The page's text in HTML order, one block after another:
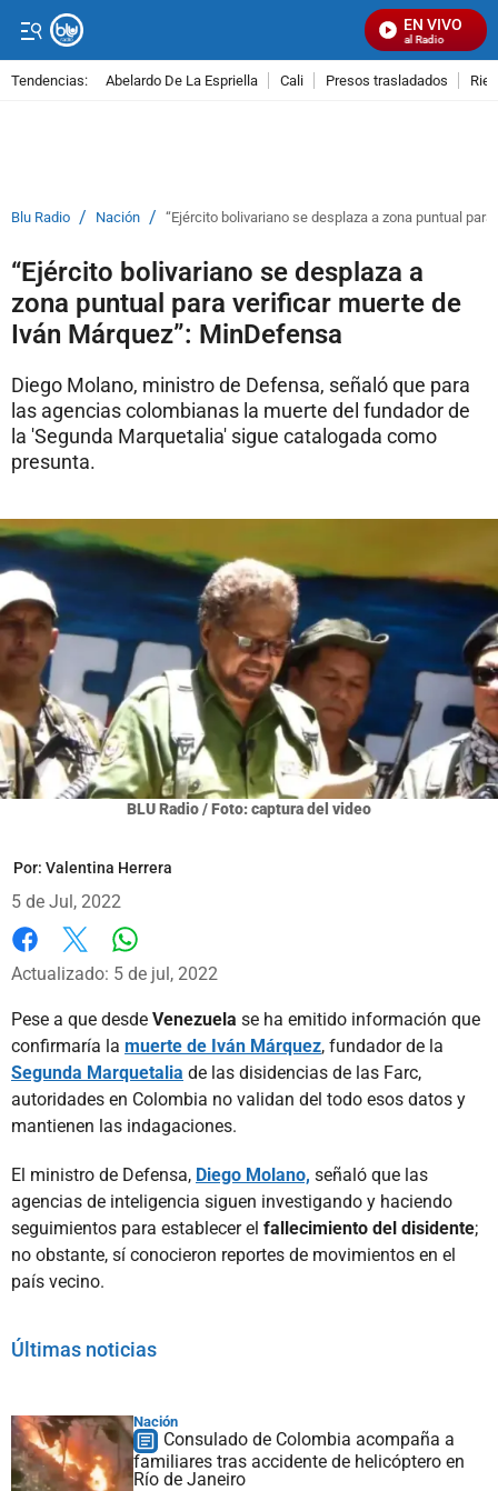
EN VIVO
Señal Visual Radio
Tendencias: Abelardo De La Espriella Cali Presos trasladados
Blu Radio / Nación / “Ejército bolivariano se desplaza a zona puntual
“Ejército bolivariano se desplaza a
zona puntual para verificar muerte de
Iván Márquez”: MinDefensa
Diego Molano, ministro de Defensa, señaló que para
las agencias colombianas la muerte del fundador de
la 'Segunda Marquetalia' sigue catalogada como
presunta.
BLU Radio / Foto: captura del video
Por: Valentina Herrera
5 de Jul, 2022
Facebook
X
Actualizado: 5 de jul, 2022
Pese a que desde Venezuela se ha emitido información que
confirmaría la muerte de Iván Márquez, fundador de la
Segunda Marquetalia de las disidencias de las Farc,
autoridades en Colombia no validan del todo esos datos y
mantienen las indagaciones.
El ministro de Defensa, Diego Molano, señaló que las
agencias de inteligencia siguen investigando y haciendo
seguimientos para establecer el fallecimiento del disidente;
no obstante, sí conocieron reportes de movimientos en el
país vecino.
Últimas noticias
Nación
Consulado de Colombia acompaña a
familiares tras accidente de helicóptero en
Río de Janeiro